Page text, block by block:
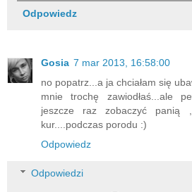
Odpowiedz
Gosia 7 mar 2013, 16:58:00
no popatrz...a ja chciałam się
mnie trochę zawiodłaś...ale
jeszcze raz zobaczyć panią
kur....podczas porodu :)
Odpowiedz
Odpowiedzi